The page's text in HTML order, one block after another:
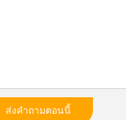
ส่งคำถามตอนนี้